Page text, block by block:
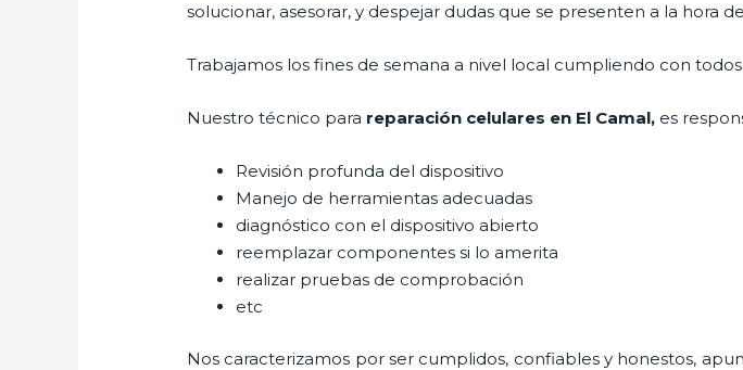
solucionar, asesorar, y despejar dudas que se presenten a la hora
Trabajamos los fines de semana a nivel local cumpliendo con
Nuestro técnico para reparación celulares en El Camal, es
Revisión profunda del dispositivo
Manejo de herramientas adecuadas
diagnóstico con el dispositivo abierto
reemplazar componentes si lo amerita
realizar pruebas de comprobación
etc
Nos caracterizamos por ser cumplidos, confiables y honestos,